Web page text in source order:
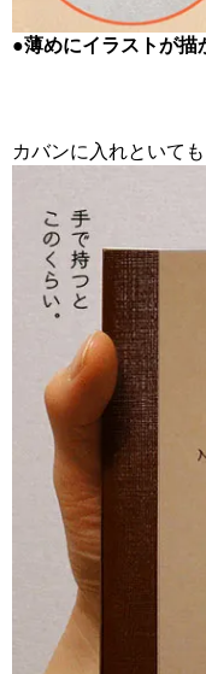
●薄めにイラストが描
カバンに入れといて